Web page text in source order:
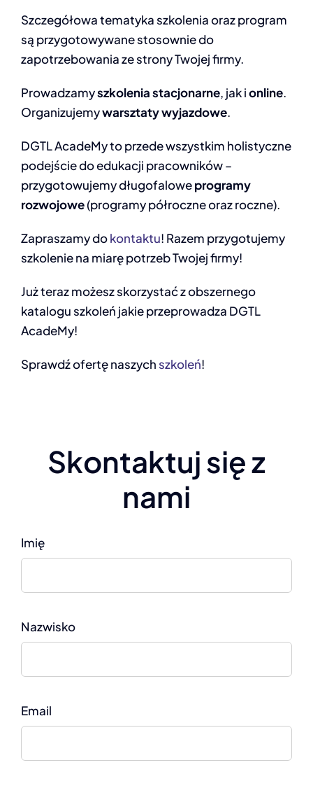
Szczegółowa tematyka szkolenia oraz program
są przygotowywane stosownie do
zapotrzebowania ze strony Twojej firmy.
Prowadzamyszkolenia stacjonarne, jak ionline.
Organizujemywarsztaty wyjazdowe.
DGTL AcadeMy to przede wszystkim holistyczne
podejście do edukacji pracowników –
przygotowujemy długofaloweprogramy
rozwojowe(programy półroczne oraz roczne).
Zapraszamy dokontaktu! Razem przygotujemy
szkolenie na miarę potrzeb Twojej firmy!
Już teraz możesz skorzystać z obszernego
katalogu szkoleń jakie przeprowadza DGTL
AcadeMy!
Sprawdź ofertę naszych szkoleń!
Skontaktuj się z
nami
Imię
Nazwisko
Email